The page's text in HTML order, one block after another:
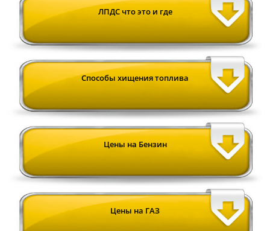
ЛПДС что это и где
Cпособы хищения топлива
Цены на Бензин
Цены на ГАЗ